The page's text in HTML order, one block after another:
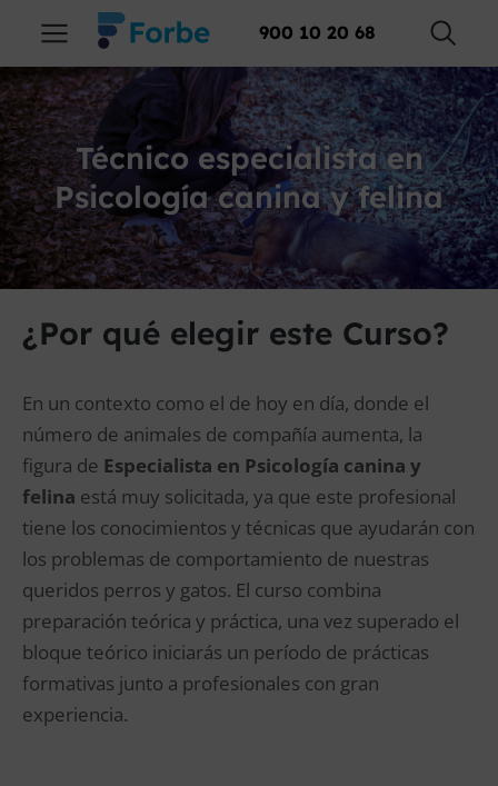
900 10 20 68
Técnico especialista en
Psicología canina y felina
¿Por qué elegir este Curso?
En un contexto como el de hoy en día, donde el
número de animales de compañía aumenta, la
figura de Especialista en Psicología canina y
felina está muy solicitada, ya que este profesional
tiene los conocimientos y técnicas que ayudarán con
los problemas de comportamiento de nuestras
queridos perros y gatos. El curso combina
preparación teórica y práctica, una vez superado el
bloque teórico iniciarás un período de prácticas
formativas junto a profesionales con gran
experiencia.